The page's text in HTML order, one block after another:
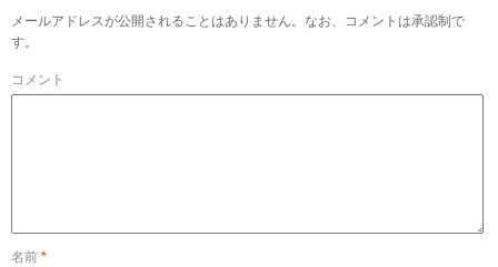
メールアドレスが公開されることはありません。なお、コメントは承認制で
す。
コメント
名前 *